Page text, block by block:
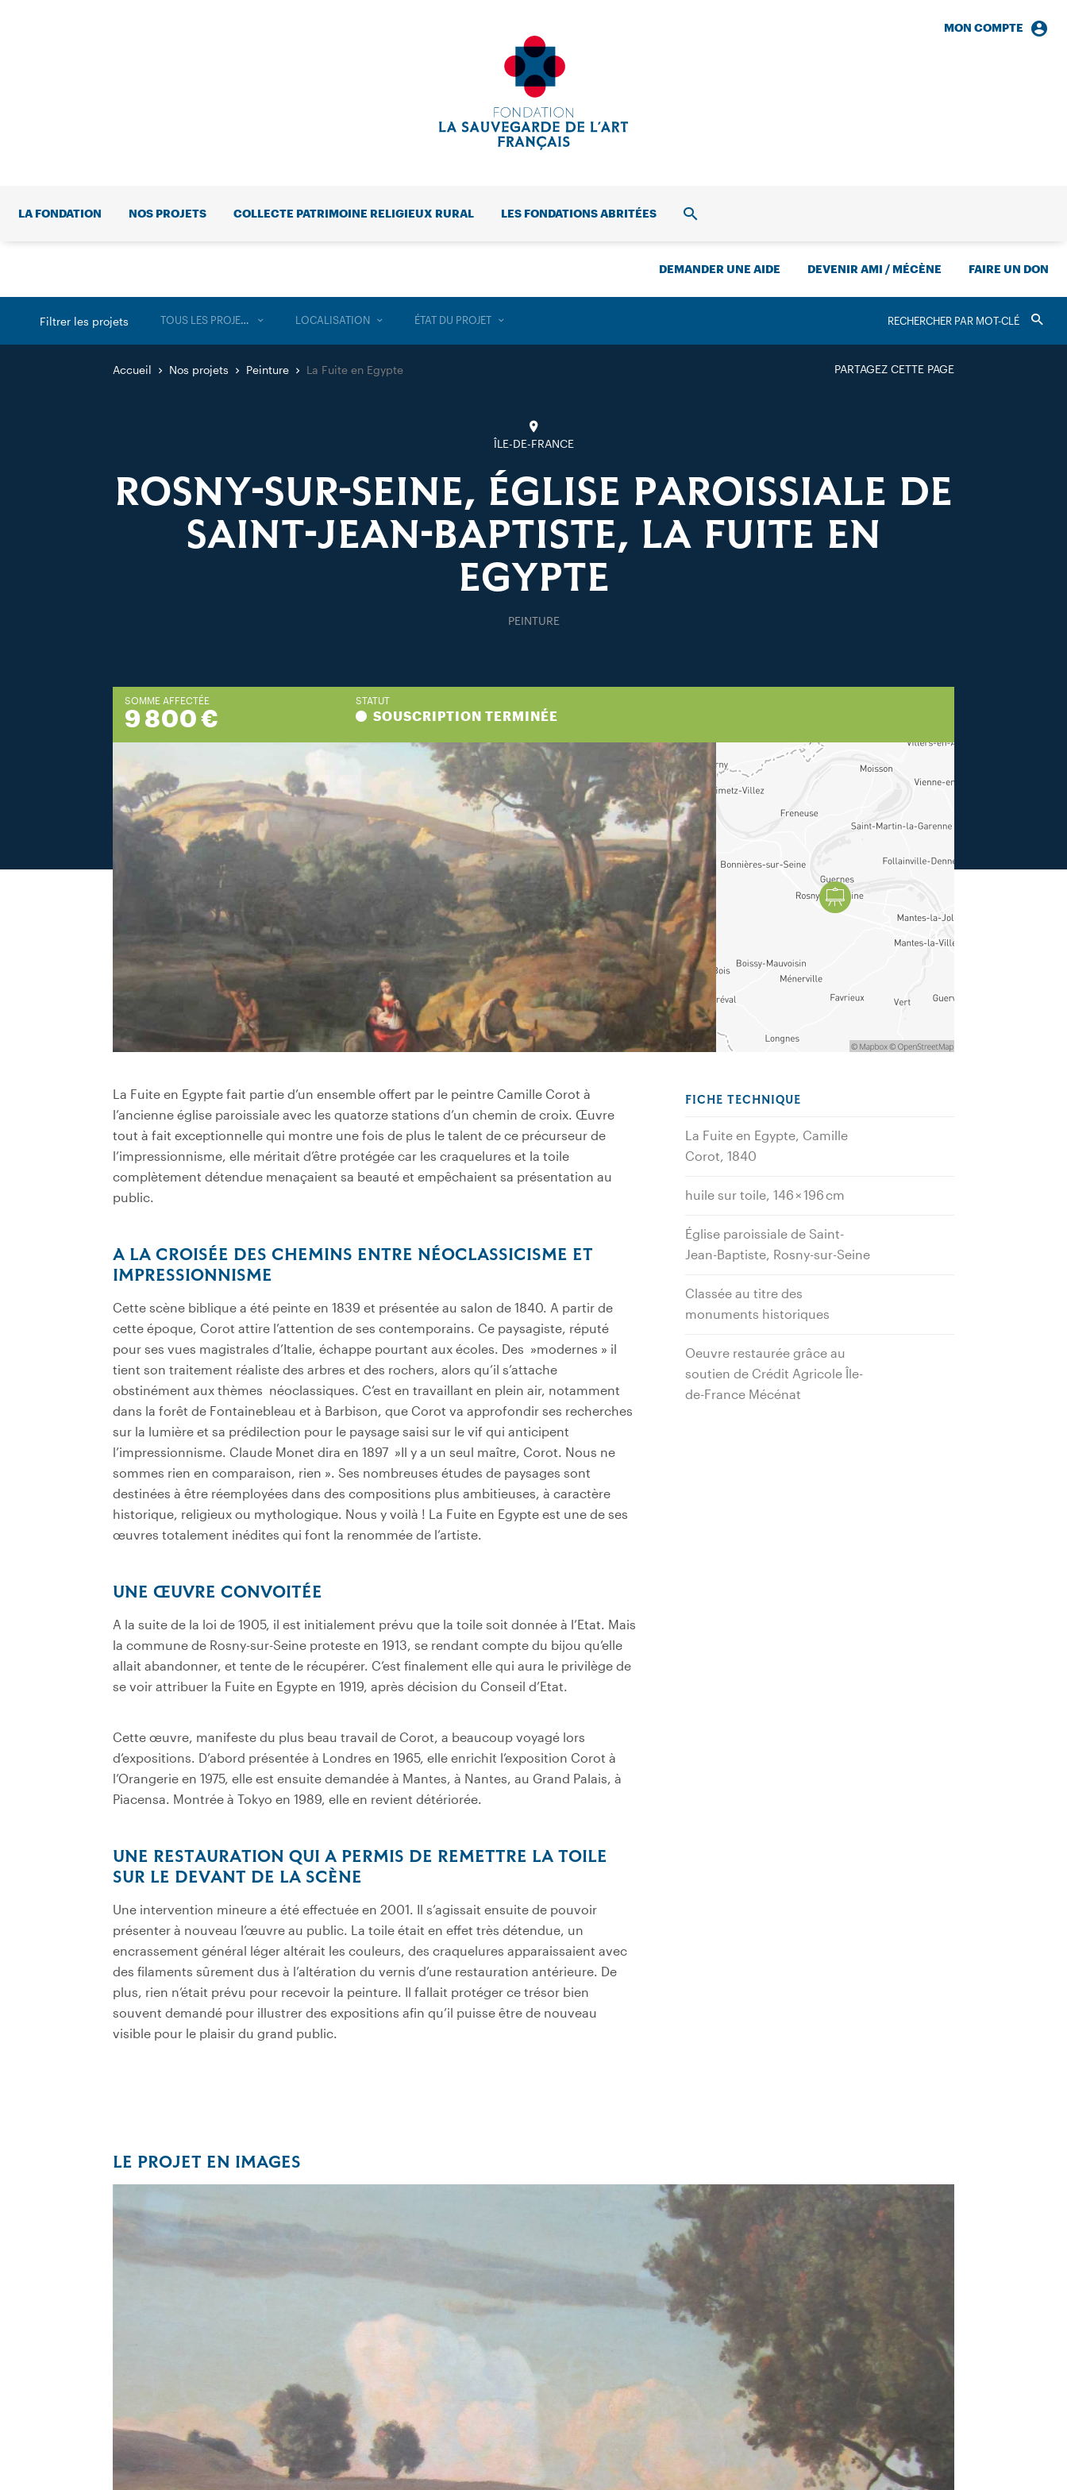
MON COMPTE
LA FONDATION NOS PROJETS COLLECTE PATRIMOINE RELIGIEUX RURAL LES FONDATIONS ABRITÉES RECHERCHE
DEMANDER UNE AIDE DEVENIR AMI / MÉCÈNE FAIRE UN DON
Filtrer les projets
Valider
TOUS LES PROJETS LOCALISATION ÉTAT DU PROJET
PARTAGEZ CETTE PAGE
Accueil Nos projets Peinture La Fuite en Egypte
ÎLE-DE-FRANCE
ROSNY-SUR-SEINE, ÉGLISE PAROISSIALE DE
SAINT-JEAN-BAPTISTE, LA FUITE EN
EGYPTE
PEINTURE
SOMME AFFECTÉE
9 800 €
STATUT
SOUSCRIPTION TERMINÉE
La Fuite en Egypte fait partie d’un ensemble offert par le peintre Camille Corot à
l’ancienne église paroissiale avec les quatorze stations d’un chemin de croix. Œuvre
tout à fait exceptionnelle qui montre une fois de plus le talent de ce précurseur de
l’impressionnisme, elle méritait d’être protégée car les craquelures et la toile
complètement détendue menaçaient sa beauté et empêchaient sa présentation au
public.
A LA CROISÉE DES CHEMINS ENTRE NÉOCLASSICISME ET
IMPRESSIONNISME
Cette scène biblique a été peinte en 1839 et présentée au salon de 1840. A partir de
cette époque, Corot attire l’attention de ses contemporains. Ce paysagiste, réputé
pour ses vues magistrales d’Italie, échappe pourtant aux écoles. Des »modernes » il
tient son traitement réaliste des arbres et des rochers, alors qu’il s’attache
obstinément aux thèmes néoclassiques. C’est en travaillant en plein air, notamment
dans la forêt de Fontainebleau et à Barbison, que Corot va approfondir ses recherches
sur la lumière et sa prédilection pour le paysage saisi sur le vif qui anticipent
l’impressionnisme. Claude Monet dira en 1897 »Il y a un seul maître, Corot. Nous ne
sommes rien en comparaison, rien ». Ses nombreuses études de paysages sont
destinées à être réemployées dans des compositions plus ambitieuses, à caractère
historique, religieux ou mythologique. Nous y voilà ! La Fuite en Egypte est une de ses
œuvres totalement inédites qui font la renommée de l’artiste.
UNE ŒUVRE CONVOITÉE
A la suite de la loi de 1905, il est initialement prévu que la toile soit donnée à l’Etat. Mais
la commune de Rosny-sur-Seine proteste en 1913, se rendant compte du bijou qu’elle
allait abandonner, et tente de le récupérer. C’est finalement elle qui aura le privilège de
se voir attribuer la Fuite en Egypte en 1919, après décision du Conseil d’Etat.
Cette œuvre, manifeste du plus beau travail de Corot, a beaucoup voyagé lors
d’expositions. D’abord présentée à Londres en 1965, elle enrichit l’exposition Corot à
l’Orangerie en 1975, elle est ensuite demandée à Mantes, à Nantes, au Grand Palais, à
Piacensa. Montrée à Tokyo en 1989, elle en revient détériorée.
UNE RESTAURATION QUI A PERMIS DE REMETTRE LA TOILE
SUR LE DEVANT DE LA SCÈNE
Une intervention mineure a été effectuée en 2001. Il s’agissait ensuite de pouvoir
présenter à nouveau l’œuvre au public. La toile était en effet très détendue, un
encrassement général léger altérait les couleurs, des craquelures apparaissaient avec
des filaments sûrement dus à l’altération du vernis d’une restauration antérieure. De
plus, rien n’était prévu pour recevoir la peinture. Il fallait protéger ce trésor bien
souvent demandé pour illustrer des expositions afin qu’il puisse être de nouveau
visible pour le plaisir du grand public.
FICHE TECHNIQUE
La Fuite en Egypte, Camille
Corot, 1840
huile sur toile, 146 × 196 cm
Église paroissiale de Saint-
Jean-Baptiste, Rosny-sur-Seine
Classée au titre des
monuments historiques
Oeuvre restaurée grâce au
soutien de Crédit Agricole Île-
de-France Mécénat
LE PROJET EN IMAGES